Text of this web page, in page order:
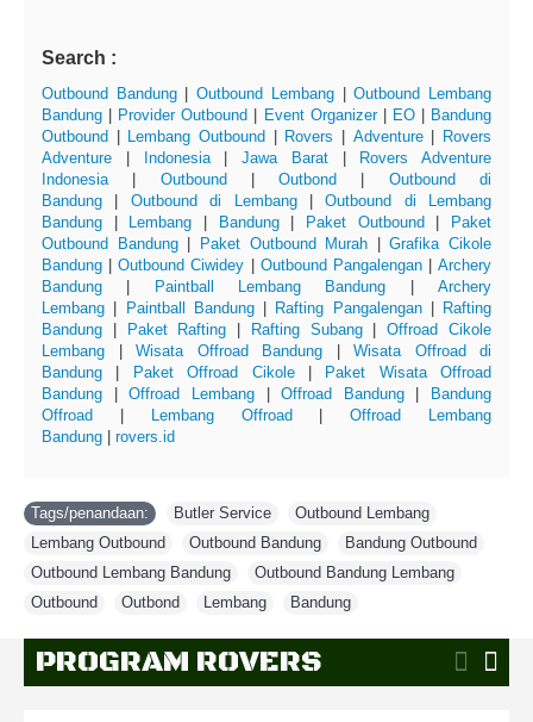
Search :
Outbound Bandung|Outbound Lembang|Outbound Lembang
Bandung
Provider Outbound Event Organizer| EO|
Bandung
Outbound
Lembang Outbound Rovers Adventure|
Rovers
Adventure
Indonesia| Jawa Barat|
Rovers Adventure
Indonesia| Outbound |Outbond
Outbound di
Bandung
Outbound di Lembang|Outbound di Lembang
Bandung
Lembang Bandung| Paket Outbound
Paket
Outbound Bandung| Paket Outbound Murah |Grafika Cikole
Bandung |Outbound Ciwidey Outbound Pangalengan| Archery
Bandung
Paintball Lembang Bandung |Archery
Lembang
Paintball Bandung| Rafting Pangalengan|
Rafting
Bandung
Paket Rafting Rafting Subang|Offroad Cikole
Lembang
Wisata Offroad Bandung
Wisata Offroad di
Bandung
Paket Offroad Cikole|
Paket Wisata Offroad
Bandung |Offroad Lembang|Offroad Bandung|
Bandung
Offroad
Lembang Offroad |Offroad Lembang
Bandung
rovers.id
Tags/penandaan: Butler Service Outbound Lembang
Lembang Outbound
Outbound Bandung Bandung Outbound
Outbound Lembang Bandung
Outbound Bandung Lembang
Outbound
Outbond Lembang Bandung
PROGRAM ROVERS